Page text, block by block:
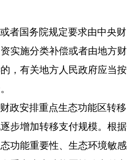
者国务院规定要求由中央财
实施分类补偿或者由地方财
，有关地方人民政府应当按
政安排重点生态功能区转移
步增加转移支付规模。根据
功能重要性、生态环境敏感